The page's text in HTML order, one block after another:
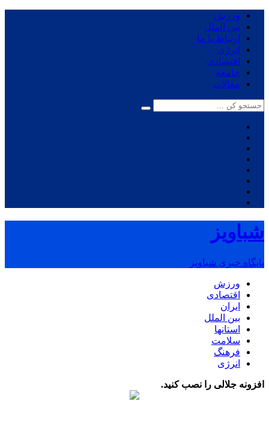
ورزش
بین الملل
ارتباط با ما
انرژی
اقتصادی
جامعه
مقالات
شباویز
پایگاه خبری شباویز
ورزش
اقتصادی
ایران
بین الملل
استانها
سلامت
فرهنگ
انرژی
افزونه جلالی را نصب کنید.